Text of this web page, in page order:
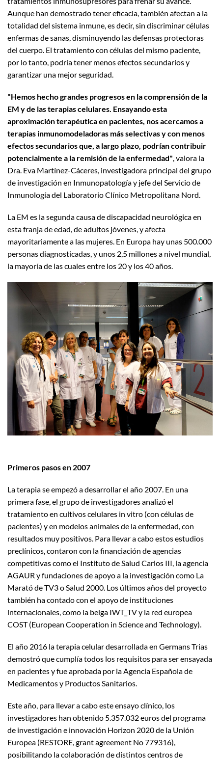
Aunque han demostrado tener eficacia, también afectan a la
totalidad del sistema inmune, es decir, sin discriminar células
enfermas de sanas, disminuyendo las defensas protectoras
del cuerpo. El tratamiento con células del mismo paciente,
por lo tanto, podría tener menos efectos secundarios y
garantizar una mejor seguridad.
"Hemos hecho grandes progresos en la comprensión de la
EM y de las terapias celulares. Ensayando esta
aproximación terapéutica en pacientes, nos acercamos a
terapias inmunomodeladoras más selectivas y con menos
efectos secundarios que, a largo plazo, podrían contribuir
potencialmente a la remisión de la enfermedad", valora la
Dra. Eva Martínez-Cáceres, investigadora principal del grupo
de investigación en Inmunopatología y jefe del Servicio de
Inmunología del Laboratorio Clínico Metropolitana Nord.
La EM es la segunda causa de discapacidad neurológica en
esta franja de edad, de adultos jóvenes, y afecta
mayoritariamente a las mujeres. En Europa hay unas 500.000
personas diagnosticadas, y unos 2,5 millones a nivel mundial,
la mayoría de las cuales entre los 20 y los 40 años.
Primeros pasos en 2007
La terapia se empezó a desarrollar el año 2007. En una
primera fase, el grupo de investigadores analizó el
tratamiento en cultivos celulares in vitro (con células de
pacientes) y en modelos animales de la enfermedad, con
resultados muy positivos. Para llevar a cabo estos estudios
preclínicos, contaron con la financiación de agencias
competitivas como el Instituto de Salud Carlos III, la agencia
AGAUR y fundaciones de apoyo a la investigación como La
Marató de TV3 o Salud 2000. Los últimos años del proyecto
también ha contado con el apoyo de instituciones
internacionales, como la belga IWT_TV y la red europea
COST (European Cooperation in Science and Technology).
El año 2016 la terapia celular desarrollada en Germans Trias
demostró que cumplía todos los requisitos para ser ensayada
en pacientes y fue aprobada por la Agencia Española de
Medicamentos y Productos Sanitarios.
Este año, para llevar a cabo este ensayo clínico, los
investigadores han obtenido 5.357.032 euros del programa
de investigación e innovación Horizon 2020 de la Unión
Europea (RESTORE, grant agreement No 779316),
posibilitando la colaboración de distintos centros de